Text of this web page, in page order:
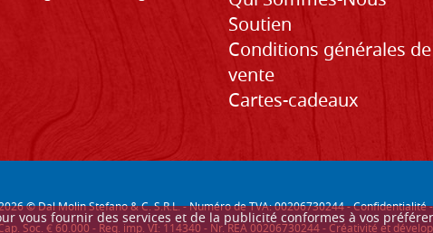
vous fournir des services et de la publicité conformes à vos
Soutien
Conditions générales de
vente
Cartes-cadeaux
© Dal Molin Stefano & C. S.R.L. - Numéro de TVA: 00206730244 -Confidentialité
Soc. € 60.000 - Reg. imp. VI: 114340 - Nr. REA 00206730244 - Créativité et